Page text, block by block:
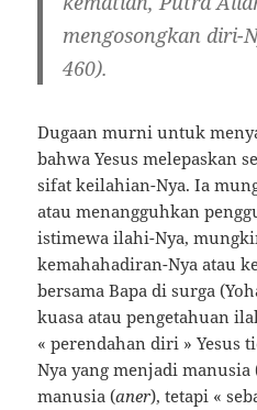
mengosongkan diri-
460).
Dugaan murni untuk
bahwa Yesus melepaskan
sifat keilahian-Nya. Ia
atau menangguhkan
istimewa ilahi-Nya,
kemahahadiran-Nya atau
bersama Bapa di surga
kuasa atau pengetahuan
« perendahan diri » Yesus
Nya yang menjadi manusia
manusia (aner), tetapi «